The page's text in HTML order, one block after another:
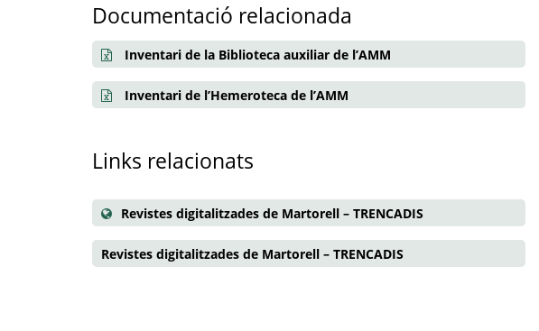
Documentació relacionada
Inventari de la Biblioteca auxiliar de l’AMM
Inventari de l’Hemeroteca de l’AMM
Links relacionats
Revistes digitalitzades de Martorell – TRENCADIS
Revistes digitalitzades de Martorell – TRENCADIS